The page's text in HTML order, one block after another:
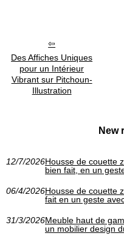
Des Affiches Uniques
pour un Intérieur
Vibrant sur Pitchoun-
Illustration
New
12/7/2026Housse de couette
bien fait, en un
06/4/2026Housse de couette
fait en un geste
31/3/2026Meuble haut de
un mobilier design